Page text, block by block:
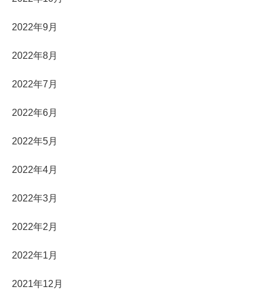
2022年9月
2022年8月
2022年7月
2022年6月
2022年5月
2022年4月
2022年3月
2022年2月
2022年1月
2021年12月